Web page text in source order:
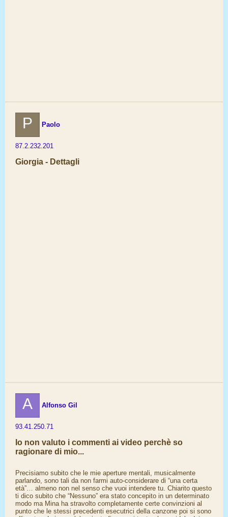
P Paolo
87.2.232.201
Giorgia - Dettagli
A Alfonso Gil
93.41.250.71
Io non valuto i commenti ai video perchè so
ragionare di mio...
Precisiamo subito che le mie aperture mentali, musicalmente
parlando, sono tali da non farmi auto-considerare di “una certa
età”… almeno non nel senso che vuoi intendere tu. Chiarito questo
ti dico subito che “Nessuno” era stato concepito in un determinato
modo ma Mina ha stravolto completamente certe convinzioni al
punto che le stessi precedenti esecutrici della canzone poi si sono